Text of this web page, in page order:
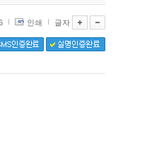
인쇄 글자